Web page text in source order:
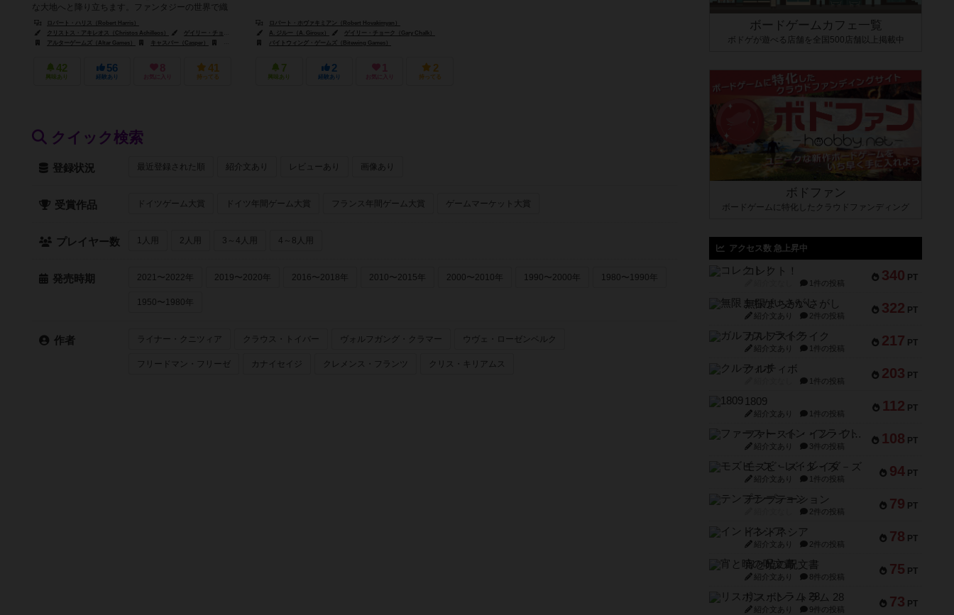
な大地へと降り立ちます。ファンタジーの世界で織
りなす様々な困難や試練を乗り越えなが...
ロバート・ハリス（Robert Harris）
クリストス・アキレオス（Christos Achilleos）
ゲイリー・チョーク（Gary Chalk）
アルターゲームズ（Altar Games）
キャスパー（Casper） ガリマール（Gallimard）
42
興味あり
56
経験あり
8
お気に入り
41
持ってる
ロバート・ホヴァキミアン（Robert Hovakimyan）
A. ジルー（A. Giroux）
ゲイリー・チョーク（Gary Chalk）
バイトウィング・ゲームズ（Bitewing Games）
7
興味あり
2
経験あり
1
お気に入り
2
持ってる
クイック検索
登録状況 最近登録された順 紹介文あり レビューあり 画像あり
受賞作品 ドイツゲーム大賞 ドイツ年間ゲーム大賞 フランス年間ゲーム大賞 ゲームマーケット大賞
プレイヤー数 1人用 2人用 3～4人用 4～8人用
発売時期 2021〜2022年 2019〜2020年 2016〜2018年 2010〜2015年 2000〜2010年 1990〜2000年 1980〜1990年
1950〜1980年
作者 ライナー・クニツィア クラウス・トイバー ヴォルフガング・クラマー ウヴェ・ローゼンベルク
フリードマン・フリーゼ カナイセイジ クレメンス・フランツ クリス・キリアムス
ボードゲームカフェ一覧
ボドゲが遊べる店舗を全国500店舗以上掲載中
ボドファン
ボードゲームに特化したクラウドファンディング
アクセス数 急上昇中
340 PT
コレクト！
1件の投稿
322 PT
無限まちがいさがし
紹介文あり 2件の投稿
217 PT
ガルフストライク
紹介文あり 1件の投稿
203 PT
クルティボ
1件の投稿
112 PT
1809
紹介文あり 1件の投稿
108 PT
ファースト・イン・フライト
紹介文あり 3件の投稿
94 PT
モズビ－ズ・レイダ－ズ
紹介文あり 1件の投稿
79 PT
テンプテーション
2件の投稿
78 PT
インドネシア
紹介文あり 2件の投稿
75 PT
宵と暁の呪文書
紹介文あり 8件の投稿
73 PT
リスボン・トラム 28
紹介文あり 9件の投稿